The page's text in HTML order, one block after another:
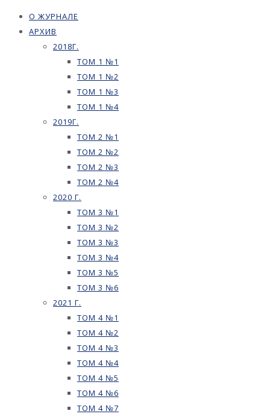
О ЖУРНАЛЕ
АРХИВ
2018Г.
ТОМ 1 №1
ТОМ 1 №2
ТОМ 1 №3
ТОМ 1 №4
2019Г.
ТОМ 2 №1
ТОМ 2 №2
ТОМ 2 №3
ТОМ 2 №4
2020 Г.
ТОМ 3 №1
ТОМ 3 №2
ТОМ 3 №3
ТОМ 3 №4
ТОМ 3 №5
ТОМ 3 №6
2021 Г.
ТОМ 4 №1
ТОМ 4 №2
ТОМ 4 №3
ТОМ 4 №4
ТОМ 4 №5
ТОМ 4 №6
ТОМ 4 №7